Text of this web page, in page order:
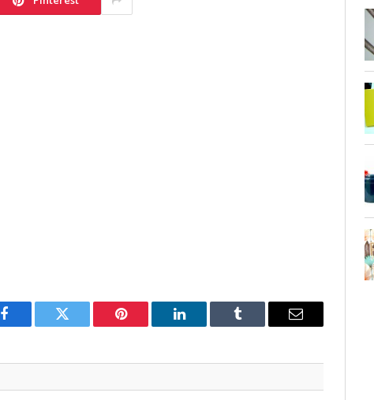
Facebook Twitter Pinterest LinkedIn Tumblr Email